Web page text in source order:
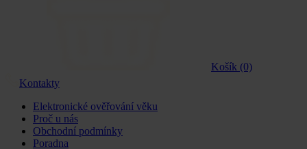
Košík (0)
Kontakty
Elektronické ověřování věku
Proč u nás
Obchodní podmínky
Poradna